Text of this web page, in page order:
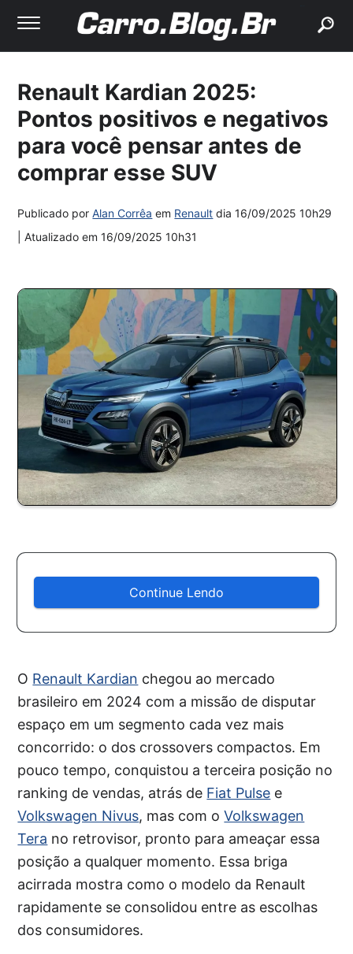
Renault Kardian 2025:
Pontos positivos e negativos
para você pensar antes de
comprar esse SUV
Publicado porAlan Corrêa em Renault dia16/09/2025 10h29
| Atualizado em16/09/2025 10h31
Continue Lendo
O Renault Kardian chegou ao mercado
brasileiro em 2024 com a missão de disputar
espaço em um segmento cada vez mais
concorrido: o dos crossovers compactos. Em
pouco tempo, conquistou a terceira posição no
ranking de vendas, atrás de Fiat Pulse e
Volkswagen Nivus, mas com oVolkswagen
Tera no retrovisor, pronto para ameaçar essa
posição a qualquer momento. Essa briga
acirrada mostra como o modelo da Renault
rapidamente se consolidou entre as escolhas
dos consumidores.